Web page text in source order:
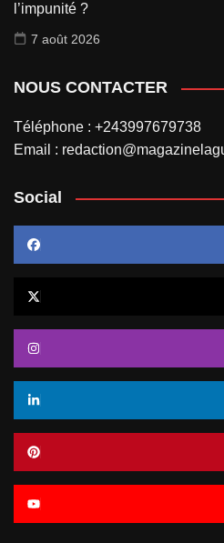
l’impunité ?
7 août 2026
NOUS CONTACTER
Téléphone : +243997679738
Email :
Social